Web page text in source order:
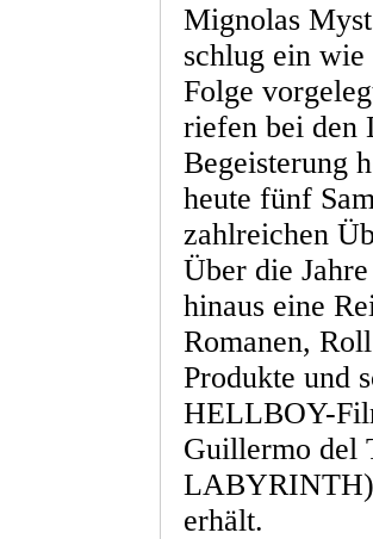
Mignolas
schlug ein
Folge
riefen bei den
Begeisterung
heute fünf
zahlreichen
Über die
hinaus eine
Romanen,
Produkte und
HELLBOY-
Guillermo del
erhält.